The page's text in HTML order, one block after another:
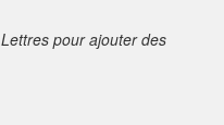
pour ajouter des